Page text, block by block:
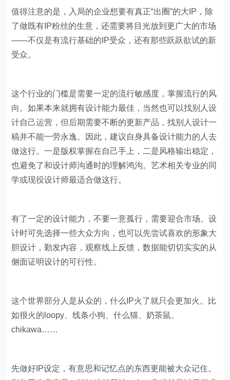
值得注意的是，入局的企业想要有真正“出圈”的大IP，除
了做既有IP粉丝的生意，还需要将目光放到更广大的市场
——不仅是有流行基础的IP受众，还有那些跃跃欲试的新
受众。
这个行业的门槛是需要一定的流行敏感度，掌握流行的风
向。如果本来就拥有设计能力最佳，当然也可以找别人设
计自己运营，但后期需要不断的更新产品，找别人设计一
稿并不能一劳永逸。因此，建议自身具备设计能力的人去
做这行。一是版权掌握在自己手上，二是风格输出稳定，
也避免了和设计师沟通时的理解鸿沟。艺术相关专业的同
学或现役设计师最适合做这行。
有了一定的设计能力，不要一意孤行，需要迎合市场。设
计时可先选择一些大众方向，也可以先尝试喜欢的形象大
胆设计，勤发内容，观察线上反馈，数据能切切实实的从
侧面证明设计的可行性。
这个世界部分人是从众的，什么IP火了就只会更加火。比
如很火的loopy、线条小狗、什么猫、奶茶鼠、
chikawa……
先做好IP设定，有意思和记忆点的东西更能被大众记住。